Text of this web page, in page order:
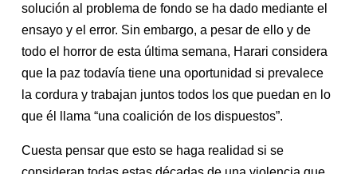
solución al problema de fondo se ha dado mediante el
ensayo y el error. Sin embargo, a pesar de ello y de
todo el horror de esta última semana, Harari considera
que la paz todavía tiene una oportunidad si prevalece
la cordura y trabajan juntos todos los que puedan en lo
que él llama “una coalición de los dispuestos”.
Cuesta pensar que esto se haga realidad si se